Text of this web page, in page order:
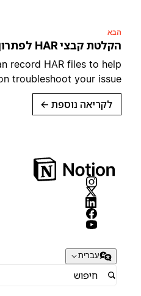
הבא
הקלטת קבצי HAR לפתרון תקלות
record HAR files to help
troubleshoot your issue.
לקריאה נוספת →
עברית